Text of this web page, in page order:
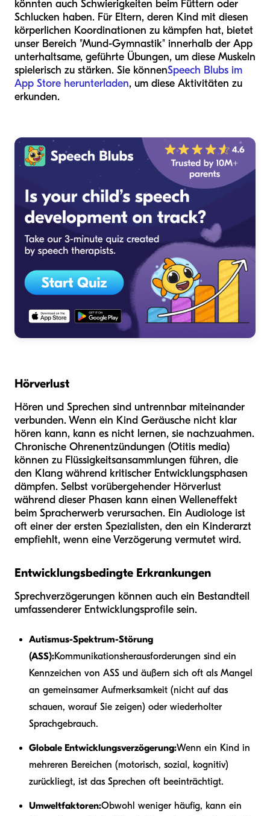
könnten auch Schwierigkeiten beim Füttern oder
Schlucken haben. Für Eltern, deren Kind mit diesen
körperlichen Koordinationen zu kämpfen hat, bietet
unser Bereich "Mund-Gymnastik" innerhalb der App
unterhaltsame, geführte Übungen, um diese Muskeln
spielerisch zu stärken. Sie könnenSpeech Blubs im
App Store herunterladen, um diese Aktivitäten zu
erkunden.
Hörverlust
Hören und Sprechen sind untrennbar miteinander
verbunden. Wenn ein Kind Geräusche nicht klar
hören kann, kann es nicht lernen, sie nachzuahmen.
Chronische Ohrenentzündungen (Otitis media)
können zu Flüssigkeitsansammlungen führen, die
den Klang während kritischer Entwicklungsphasen
dämpfen. Selbst vorübergehender Hörverlust
während dieser Phasen kann einen Welleneffekt
beim Spracherwerb verursachen. Ein Audiologe ist
oft einer der ersten Spezialisten, den ein Kinderarzt
empfiehlt, wenn eine Verzögerung vermutet wird.
Entwicklungsbedingte Erkrankungen
Sprechverzögerungen können auch ein Bestandteil
umfassenderer Entwicklungsprofile sein.
Autismus-Spektrum-Störung
(ASS):Kommunikationsherausforderungen sind ein
Kennzeichen von ASS und äußern sich oft als Mangel
an gemeinsamer Aufmerksamkeit (nicht auf das
schauen, worauf Sie zeigen) oder wiederholter
Sprachgebrauch.
Globale Entwicklungsverzögerung:Wenn ein Kind in
mehreren Bereichen (motorisch, sozial, kognitiv)
zurückliegt, ist das Sprechen oft beeinträchtigt.
Umweltfaktoren:Obwohl weniger häufig, kann ein